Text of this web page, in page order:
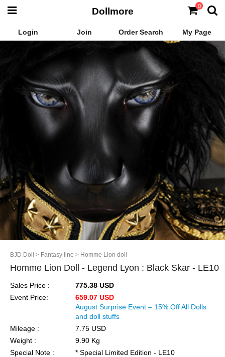
Login Join Order Search My Page
Dollmore 0
BJD Doll > Fantasy line > Homme Lion doll
Homme Lion Doll - Legend Lyon : Black Skar - LE10
Sales Price :
775.38 USD
Event Price:
659.07 USD
August Surprise Event – 15% Off All Dolls
and doll stuffs
Mileage :
7.75 USD
Weight :
9.90 Kg
Special Note :
* Special Limited Edition - LE10